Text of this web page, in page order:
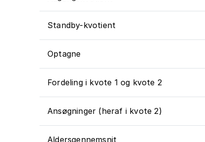
Standby-kvotient
Optagne
Fordeling i kvote 1 og kvote 2
Ansøgninger (heraf i kvote 2)
Aldersgennemsnit